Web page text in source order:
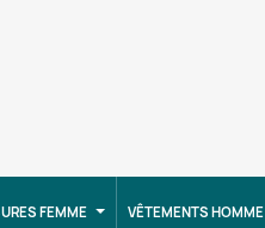
FEMME VÊTEMENTS HOMME